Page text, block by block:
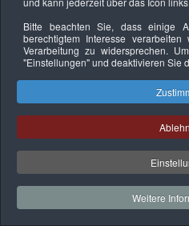
Datenschutzerklärung
Copyright © 2026.
Sachverständiger und
Bitte beachten Sie, dass einige
berechtigtem Interesse
Verarbeitung zu widersprechen.
"Einstellungen"und deaktivieren Sie
Weitere